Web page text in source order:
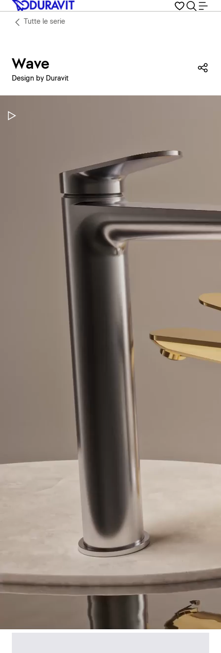
Tutte le serie
Wave
Design by Duravit
Metti in pausa il video